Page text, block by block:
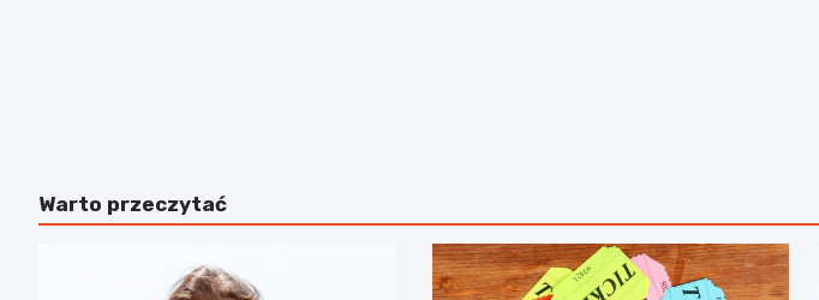
Warto przeczytać